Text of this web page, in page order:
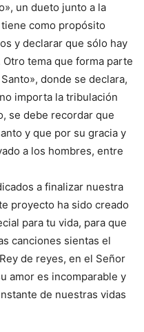
un dueto junto a la
como propósito
y declarar que sólo hay
tema que forma parte
donde se declara,
importa la tribulación
se debe recordar que
y que por su gracia y
a los hombres, entre
a finalizar nuestra
proyecto ha sido creado
para tu vida, para que
canciones sientas el
de reyes, en el Señor
amor es incomparable y
de nuestras vidas